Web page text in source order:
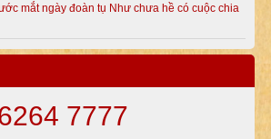
mắt ngày đoàn tụ Như chưa hề có cuộc chia
7777